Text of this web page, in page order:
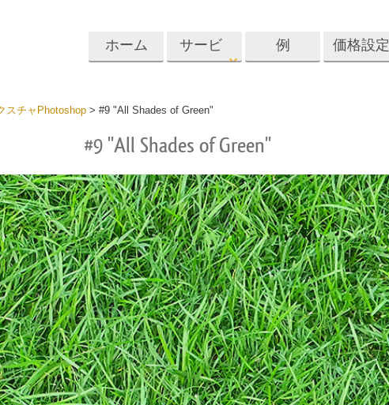
ホーム サービ
ービス
する
真編集サービ
ス
AIが生成した衣料品モデ
ル
画像操作料理内容
ッチ製品内容 ジュエリーレタッチ製品
内容
AIトレーニングデータ
例 価格設定
ィールプリ
コレクショ
Photoshop
Photoshopアクション
Photoshopオーバーレイ
Photoshopテクスチャ
Psアクションコレクシ
ョン全体
Psはコレクション全体
をオーバーレイしま
す
テンプレート
プレート
バレンタインデーカ
ード
結婚式招待状
子供の誕生日の招待
状
スチャPhotoshop> #9 "All Shades of Green"
#9 "All Shades of Green"